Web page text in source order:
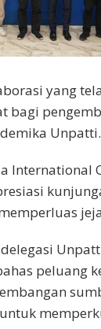
yang
bagi
Unpatti.
International
peluang